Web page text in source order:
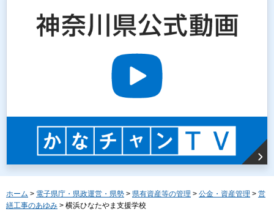
ホーム > 電子県庁・県政運営・県勢 > 県有資産等の管理 > 公金・資産管理 > 営
繕工事のあゆみ > 横浜ひなたやま支援学校